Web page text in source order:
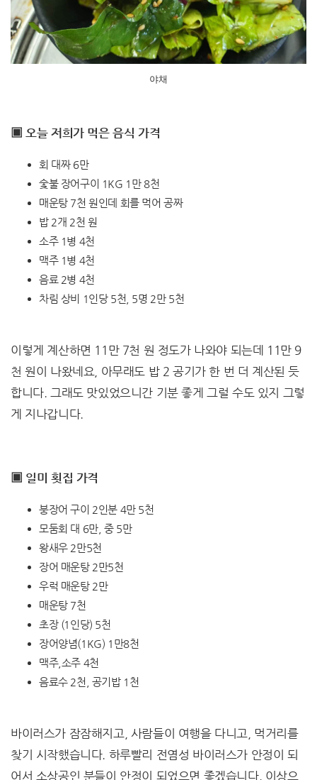
야채
▣ 오늘 저희가 먹은 음식 가격
회 대짜 6만
숯불 장어구이 1KG 1만 8천
매운탕 7천 원인데 회를 먹어 공짜
밥 2개 2천 원
소주 1병 4천
맥주 1병 4천
음료 2병 4천
차림 상비 1인당 5천, 5명 2만 5천
이렇게 계산하면 11만 7천 원 정도가 나와야 되는데 11만 9
천 원이 나왔네요, 아무래도 밥 2 공기가 한 번 더 계산된 듯
합니다. 그래도 맛있었으니간 기분 좋게 그럴 수도 있지 그렇
게 지나갑니다.
▣ 일미 횟집 가격
붕장어 구이 2인분 4만 5천
모둠회 대 6만, 중 5만
왕새우 2만5천
장어 매운탕 2만5천
우럭 매운탕 2만
매운탕 7천
초장 (1인당) 5천
장어양념(1KG) 1만8천
맥주,소주 4천
음료수 2천, 공기밥 1천
바이러스가 잠잠해지고, 사람들이 여행을 다니고, 먹거리를
찾기 시작했습니다. 하루빨리 전염성 바이러스가 안정이 되
어서 소상공인 분들이 안정이 되었으면 좋겠습니다. 이상으